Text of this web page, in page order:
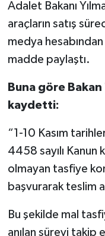
Adalet Bakanı
araçların satış
medya
madde paylaştı.
Buna göre Bakan
kaydetti:
“1-10 Kasım
4458 sayılı Kanun
olmayan tasfiye
başvurarak teslim
Bu şekilde mal
anılan süreyi takip